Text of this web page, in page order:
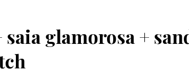
glamorosa +